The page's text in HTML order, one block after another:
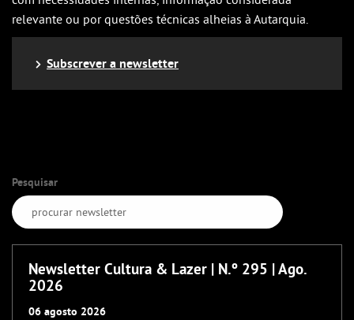
relevante ou por questões técnicas alheias à Autarquia.
Subscrever a newsletter
Pesquisar
Newsletter Cultura & Lazer | N.º 295 | Ago.
2026
06 agosto 2026